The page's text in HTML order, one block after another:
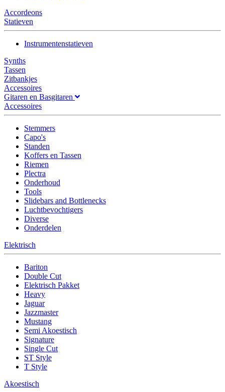
Accordeons
Statieven
Instrumentenstatieven
Synths
Tassen
Zitbankjes
Accessoires
Gitaren en Basgitaren
Accessoires
Stemmers
Capo's
Standen
Koffers en Tassen
Riemen
Plectra
Onderhoud
Tools
Slidebars and Bottlenecks
Luchtbevochtigers
Diverse
Onderdelen
Elektrisch
Bariton
Double Cut
Elektrisch Pakket
Heavy
Jaguar
Jazzmaster
Mustang
Semi Akoestisch
Signature
Single Cut
ST Style
T Style
Akoestisch